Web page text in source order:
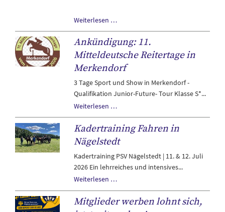
Weiterlesen …Tipp
für
Sonntag:
auf
zum
und
Familientag
nach
Großenehrich
Ankündigung: 11.
Mitteldeutsche Reitertage in
Merkendorf
3 Tage Sport und Show in Merkendorf -
Qualifikation Junior-Future- Tour Klasse S*...
Weiterlesen …Ankündigung:
11.
Mitteldeutsche
Reitertage
Merkendorf
Kadertraining Fahren in
Nägelstedt
Kadertraining PSV Nägelstedt | 11. & 12. Juli
2026 Ein lehrreiches und intensives...
Weiterlesen …Kadertraining
Fahren
in
Mitglieder werben lohnt sich,